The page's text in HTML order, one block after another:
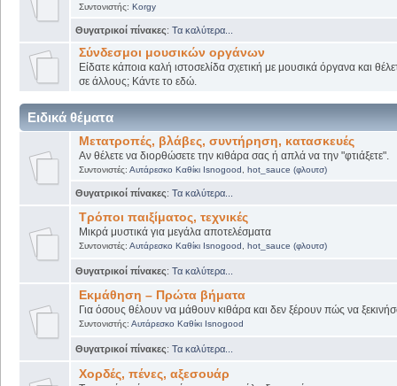
Συντονιστής: Korgy
Θυγατρικοί πίνακες: Τα καλύτερα...
Σύνδεσμοι μουσικών οργάνων
Είδατε κάποια καλή ιστοσελίδα σχετική με μουσικά όργανα και
σε άλλους; Κάντε το εδώ.
Ειδικά θέματα
Μετατροπές, βλάβες, συντήρηση, κατασκευές
Αν θέλετε να διορθώσετε την κιθάρα σας ή απλά να την "φτιάξετε".
Συντονιστές: Αυτάρεσκο Καθίκι Isnogood hot_sauce (φλουτσ)
Θυγατρικοί πίνακες: Τα καλύτερα...
Τρόποι παιξίματος, τεχνικές
Μικρά μυστικά για μεγάλα αποτελέσματα
Συντονιστές: Αυτάρεσκο Καθίκι Isnogood hot_sauce (φλουτσ)
Θυγατρικοί πίνακες: Τα καλύτερα...
Εκμάθηση – Πρώτα βήματα
Για όσους θέλουν να μάθουν κιθάρα και δεν ξέρουν πώς να
Συντονιστής: Αυτάρεσκο Καθίκι Isnogood
Θυγατρικοί πίνακες: Τα καλύτερα...
Χορδές, πένες, αξεσουάρ